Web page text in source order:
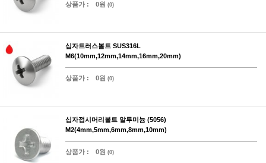
상품가 : 0원 (0)
십자트러스볼트 SUS316L
M6(10mm,12mm,14mm,16mm,20mm)
상품가 : 0원 (0)
십자접시머리볼트 알루미늄 (5056)
M2(4mm,5mm,6mm,8mm,10mm)
상품가 : 0원 (0)